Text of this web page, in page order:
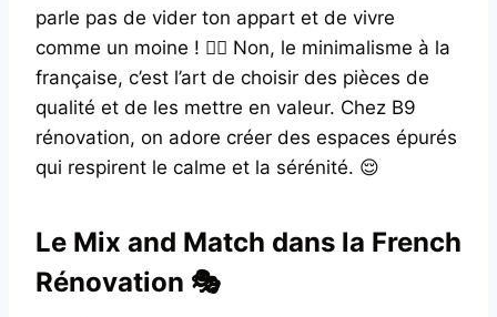
parle pas de vider ton appart et de vivre
comme un moine ! 🙅‍♂️ Non, le minimalisme à la
française, c’est l’art de choisir des pièces de
qualité et de les mettre en valeur. Chez B9
rénovation, on adore créer des espaces épurés
qui respirent le calme et la sérénité. 😌
Le Mix and Match dans la French
Rénovation 🎭